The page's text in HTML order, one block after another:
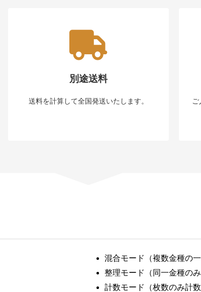
別途送料
送料を計算して全国発送いたします。
混合モード（複数金種の
整理モード（同一金種の
計数モード（枚数のみ計